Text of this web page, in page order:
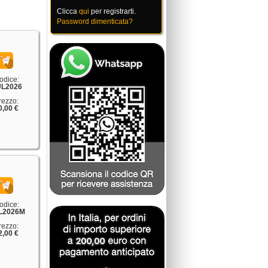
€
€
Clicca qui per registrarti.
Password dimenticata?